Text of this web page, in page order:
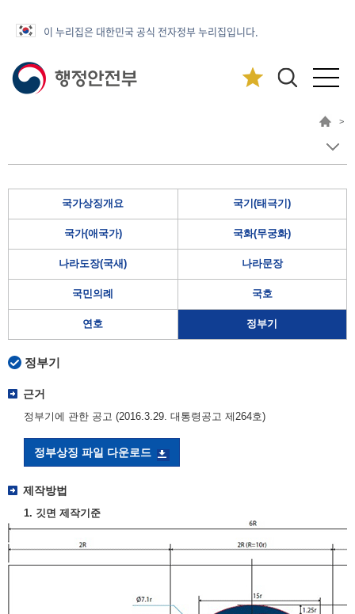
이 누리집은 대한민국 공식 전자정부 누리집입니다.
>
국가상징개요 국기(태극기)
국가(애국가) 국화(무궁화)
나라도장(국새) 나라문장
국민의례 국호
연호 정부기
정부기
근거
정부기에 관한 공고 (2016.3.29. 대통령공고 제264호)
정부상징 파일 다운로드
제작방법
1. 깃면 제작기준